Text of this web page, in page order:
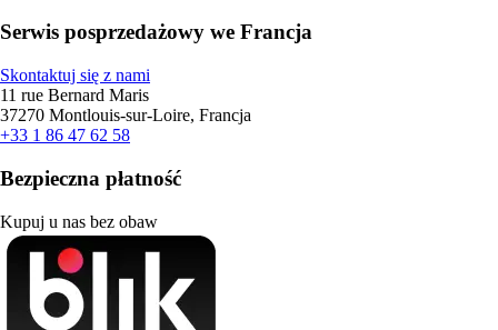
Serwis posprzedażowy we Francja
Skontaktuj się z nami
11 rue Bernard Maris
37270 Montlouis-sur-Loire, Francja
+33 1 86 47 62 58
Bezpieczna płatność
Kupuj u nas bez obaw